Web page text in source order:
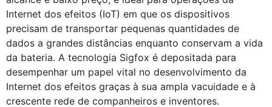
Internet dos efeitos (IoT) em que os dispositivos
precisam de transportar pequenas quantidades de
dados a grandes distâncias enquanto conservam a vida
da bateria. A tecnologia Sigfox é depositada para
desempenhar um papel vital no desenvolvimento da
Internet dos efeitos graças à sua ampla vacuidade e à
crescente rede de companheiros e inventores.